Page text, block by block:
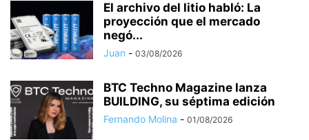
El archivo del litio habló: La
proyección que el mercado
negó...
Juan - 03/08/2026
BTC Techno Magazine lanza
BUILDING, su séptima edición
Fernando Molina - 01/08/2026